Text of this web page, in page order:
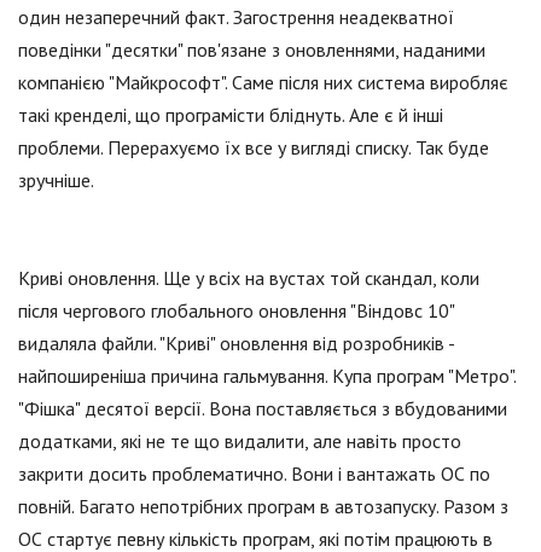
один незаперечний факт. Загострення неадекватної
поведінки "десятки" пов'язане з оновленнями, наданими
компанією "Майкрософт". Саме після них система виробляє
такі кренделі, що програмісти бліднуть. Але є й інші
проблеми. Перерахуємо їх все у вигляді списку. Так буде
зручніше.
Криві оновлення. Ще у всіх на вустах той скандал, коли
після чергового глобального оновлення "Віндовс 10"
видаляла файли. "Криві" оновлення від розробників -
найпоширеніша причина гальмування. Купа програм "Метро".
"Фішка" десятої версії. Вона поставляється з вбудованими
додатками, які не те що видалити, але навіть просто
закрити досить проблематично. Вони і вантажать ОС по
повній. Багато непотрібних програм в автозапуску. Разом з
ОС стартує певну кількість програм, які потім працюють в